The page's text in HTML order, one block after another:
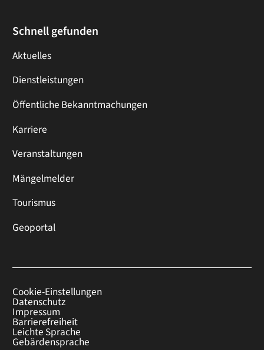
Schnell gefunden
Aktuelles
Dienstleistungen
Öffentliche Bekanntmachungen
Karriere
Veranstaltungen
Mängelmelder
Tourismus
Geoportal
Cookie-Einstellungen
Datenschutz
Impressum
Barrierefreiheit
Leichte Sprache
Gebärdensprache